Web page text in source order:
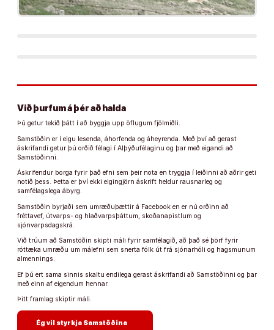
Við þurfum á þér að halda
Þú getur tekið þátt í að byggja upp öflugum fjölmiðli.
Samstöðin er í eigu lesenda, áhorfenda og áheyrenda. Með því að gerast
áskrifandi getur þú orðið félagi í Alþýðufélaginu og þar með eigandi að
Samstöðinni.
Áskrifendur borga fyrir það efni sem þeir nota en tryggja í leiðinni að aðrir geti
notið þess. Þetta er því ekki eigingjörn áskrift heldur rausnarleg og
samfélagslega ábyrg.
Samstöðin byrjaði sem umræðuþættir á Facebook en er nú orðinn að
fréttavef, útvarps- og hlaðvarpsþáttum, skoðanapistlum og
sjónvarpsdagskrá.
Við trúum að Samstöðin skipti máli fyrir samfélagið, að það sé þörf fyrir
róttæka umræðu um málefni sem snerta fólk út frá sjónarhóli og hagsmunum
almennings.
Ef þú ert sama sinnis skaltu endilega gerast áskrifandi að Samstöðinni og þar
með einn af eigendum hennar.
Þitt framlag skiptir máli.
Ég vil styrkja Samstöðina